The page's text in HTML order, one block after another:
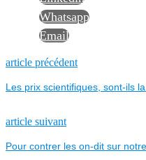
Whatsapp
Email
NAVIGATION
DE
L’ARTICLE
article précédentPrevious
Les prix scientifiques, sont-ils
article suivantNext
Pour contrer les on-dit sur